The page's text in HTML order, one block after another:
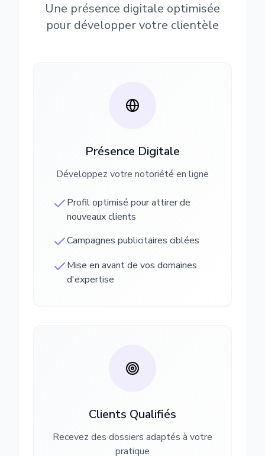
Une présence digitale optimisée
pour développer votre clientèle
Présence Digitale
Développez votre notoriété en ligne
Profil optimisé pour attirer de
nouveaux clients
Campagnes publicitaires ciblées
Mise en avant de vos domaines
d'expertise
Clients Qualifiés
Recevez des dossiers adaptés à votre
pratique